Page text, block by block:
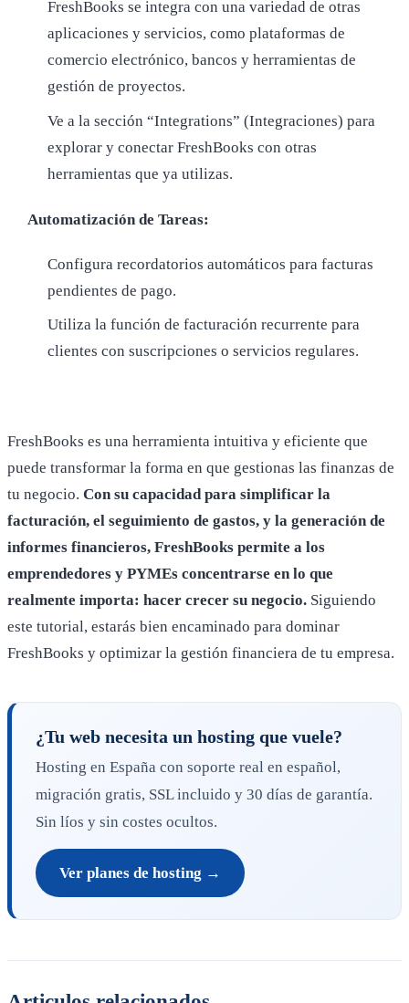
FreshBooks se integra con una variedad de otras
aplicaciones y servicios, como plataformas de
comercio electrónico, bancos y herramientas de
gestión de proyectos.
Ve a la sección “Integrations” (Integraciones) para
explorar y conectar FreshBooks con otras
herramientas que ya utilizas.
Automatización de Tareas:
Configura recordatorios automáticos para facturas
pendientes de pago.
Utiliza la función de facturación recurrente para
clientes con suscripciones o servicios regulares.
FreshBooks es una herramienta intuitiva y eficiente que
puede transformar la forma en que gestionas las finanzas de
tu negocio. Con su capacidad para simplificar la
facturación, el seguimiento de gastos, y la generación de
informes financieros, FreshBooks permite a los
emprendedores y PYMEs concentrarse en lo que
realmente importa: hacer crecer su negocio. Siguiendo
este tutorial, estarás bien encaminado para dominar
FreshBooks y optimizar la gestión financiera de tu empresa.
¿Tu web necesita un hosting que vuele?
Hosting en España con soporte real en español,
migración gratis, SSL incluido y 30 días de garantía.
Sin líos y sin costes ocultos.
Ver planes de hosting →